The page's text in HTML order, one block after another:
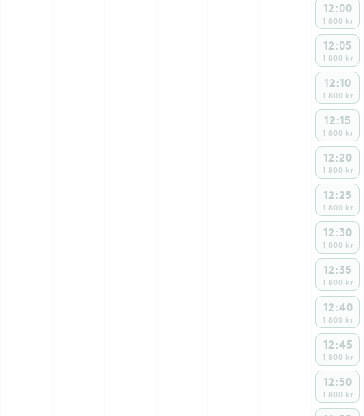
12:00
1 800 kr
12:05
1 800 kr
12:10
1 800 kr
12:15
1 800 kr
12:20
1 800 kr
12:25
1 800 kr
12:30
1 800 kr
12:35
1 800 kr
12:40
1 800 kr
12:45
1 800 kr
12:50
1 800 kr